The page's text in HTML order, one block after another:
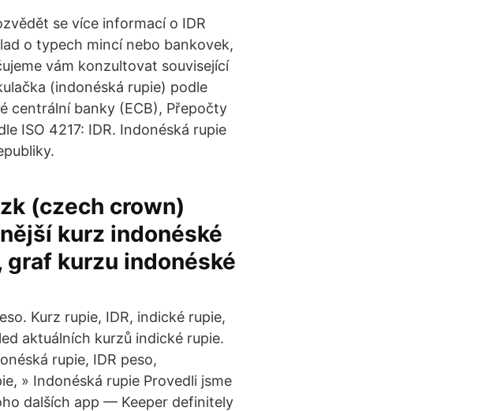
se více informací o IDR
o typech mincí nebo bankovek,
vám konzultovat související
(indonéská rupie) podle
centrální banky (ECB), Přepočty
ISO 4217: IDR. Indonéská rupie
(czech crown)
kurz indonéské
graf kurzu indonéské
Kurz rupie, IDR, indické rupie,
aktuálních kurzů indické rupie.
rupie, IDR peso,
» Indonéská rupie Provedli jsme
dalších app — Keeper definitely